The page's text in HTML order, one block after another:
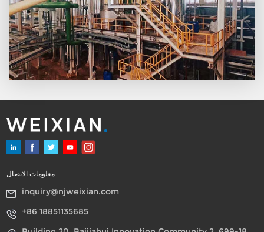
معلومات الاتصال
inquiry@njweixian.com
+86 18851135685